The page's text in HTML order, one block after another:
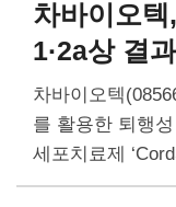
차바이오
1·2a상 결
차바이오텍
를 활용한 퇴행
세포치료제
과보고서